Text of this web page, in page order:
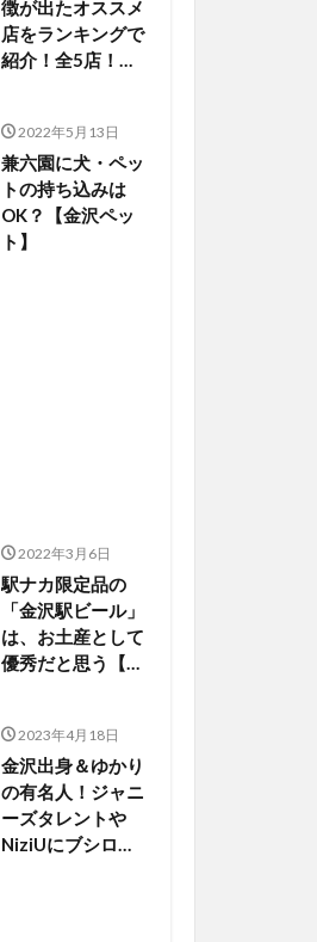
徴が出たオススメ
店をランキングで
紹介！全5店！
2022年5月13日
兼六園に犬・ペッ
トの持ち込みは
OK？【金沢ペッ
ト】
2022年3月6日
駅ナカ限定品の
「金沢駅ビール」
は、お土産として
優秀だと思う【か
2023年4月18日
金沢出身＆ゆかり
の有名人！ジャニ
ーズタレントや
NiziUにブシロー